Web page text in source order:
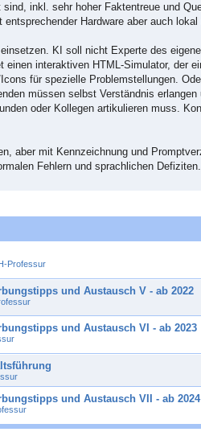
inkl. sehr hoher Faktentreue und
Hardware aber auch
KI soll nicht Experte des
interaktiven HTML-Simulator, der
für spezielle Problemstellungen.
müssen selbst Verständnis
oder Kollegen artikulieren muss.
aber mit Kennzeichnung und
Fehlern und sprachlichen Defiziten.
Professur
und Austausch V - ab 2022
und Austausch VI - ab 2023
und Austausch VII - ab 2024